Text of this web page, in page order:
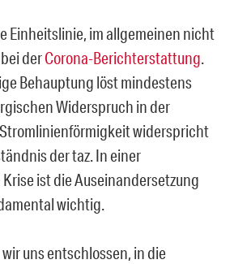
Einheitslinie, im allgemeinen nicht
derCorona-Berichterstattung.
Behauptung löst mindestens
Widerspruch in der
widerspricht
der taz. In einer
ist die Auseinandersetzung
wichtig.
uns entschlossen, in die